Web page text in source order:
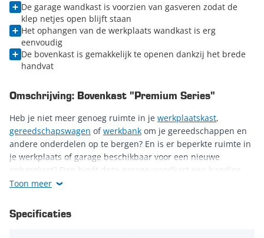
De garage wandkast is voorzien van gasveren zodat de
klep netjes open blijft staan
Het ophangen van de werkplaats wandkast is erg
eenvoudig
De bovenkast is gemakkelijk te openen dankzij het brede
handvat
Omschrijving: Bovenkast "Premium Series"
Heb je niet meer genoeg ruimte in je werkplaatskast,
gereedschapswagen ofwerkbank om je gereedschappen en
andere onderdelen op te bergen? En is er beperkte ruimte in
je werkplaats of garage beschikbaar voor een nieuwe
opbergkast? Dan biedt deze garage wandkast een handige
oplossing. De bovenzijde van de muren van je werkplaats
werkplaatsen of garages is het belangrijk om optimaal
gebruik te maken van de beschikbare ruimte. Met de
Toon meer
Specificaties